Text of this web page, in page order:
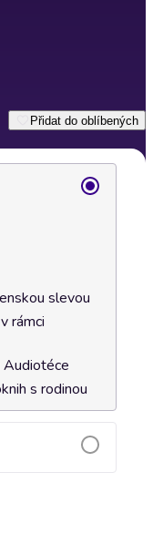
Přidat do oblíbených
slevou
rámci
Audiotéce
s rodinou